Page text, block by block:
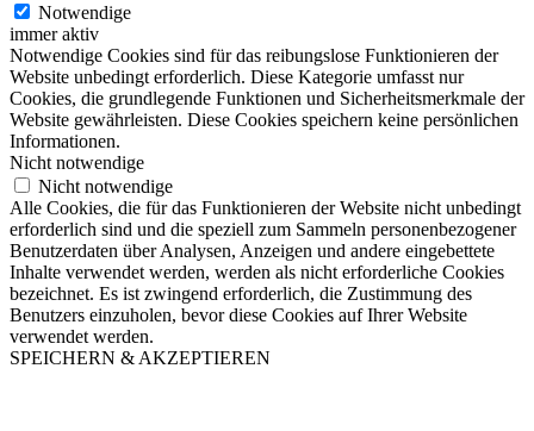
Notwendige
immer aktiv
Notwendige Cookies sind für das reibungslose Funktionieren der
Website unbedingt erforderlich. Diese Kategorie umfasst nur
Cookies, die grundlegende Funktionen und Sicherheitsmerkmale der
Website gewährleisten. Diese Cookies speichern keine persönlichen
Informationen.
Nicht notwendige
Nicht notwendige
Alle Cookies, die für das Funktionieren der Website nicht unbedingt
erforderlich sind und die speziell zum Sammeln personenbezogener
Benutzerdaten über Analysen, Anzeigen und andere eingebettete
Inhalte verwendet werden, werden als nicht erforderliche Cookies
bezeichnet. Es ist zwingend erforderlich, die Zustimmung des
Benutzers einzuholen, bevor diese Cookies auf Ihrer Website
verwendet werden.
SPEICHERN & AKZEPTIEREN